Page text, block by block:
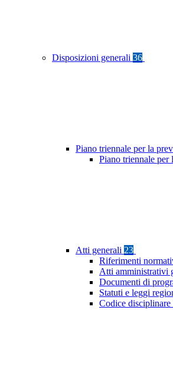
Disposizioni generali 36
Piano triennale per la
Piano triennale per
Atti generali 23
Riferimenti
Atti amministrativi
Documenti di
Statuti e leggi
Codice disciplinare